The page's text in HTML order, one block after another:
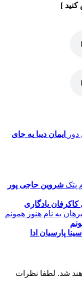
کنید ]
ایمان دیبا یه جای
شروین حاجی پور
کاکرفان یادگاری
سینا پارسیان ادا
شد. لطفا نظرات